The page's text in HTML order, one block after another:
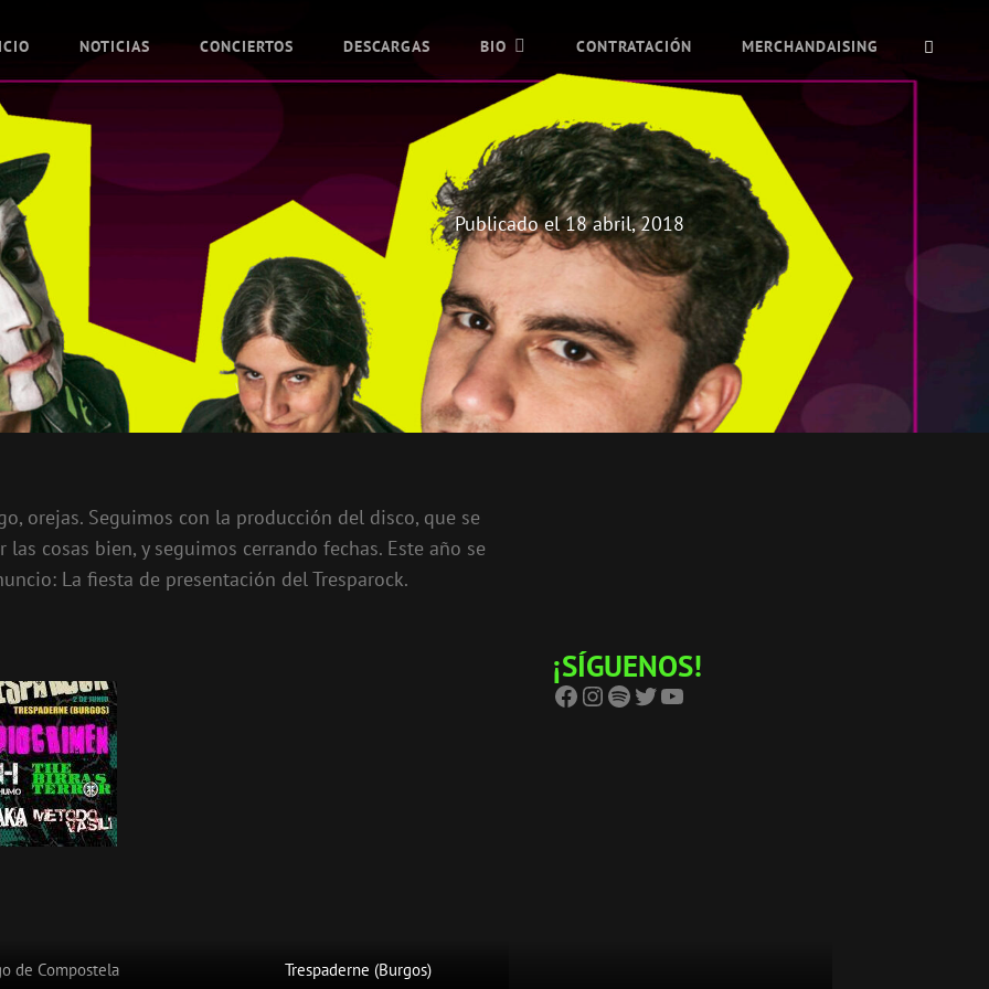
NOTICIAS CONCIERTOS DESCARGAS BIO CONTRATACIÓN MERCHANDAISING
Publicado el18 abril, 2018
orejas. Seguimos con la producción del disco, que se
cosas bien, y seguimos cerrando fechas. Este año se
La fiesta de presentación del Tresparock.
de Compostela Trespaderne (Burgos)
¡SÍGUENOS!
Facebook Instagram Spotify Twitter YouTube